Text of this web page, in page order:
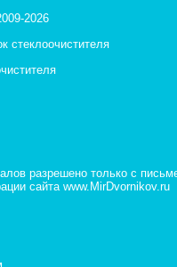
2026
стеклоочистителя
разрешено только с
сайта www.MirDvornikov.ru